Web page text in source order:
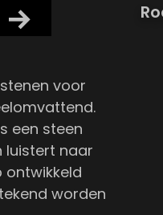
voor
een steen
luistert naar
ontwikkeld
worden